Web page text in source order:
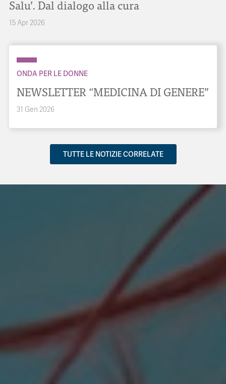
Salu’. Dal dialogo alla cura
15 Apr 2026
ONDA PER LE DONNE
NEWSLETTER “MEDICINA DI GENERE”
31 Gen 2026
TUTTE LE NOTIZIE CORRELATE